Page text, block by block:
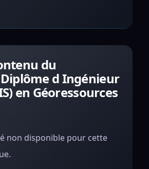
du
d Ingénieur
en Géoressources
non disponible pour cette